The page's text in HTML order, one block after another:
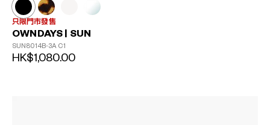
只限門市發售
OWNDAYS | SUN
SUN8014B-3A C1
HK$1,080.00